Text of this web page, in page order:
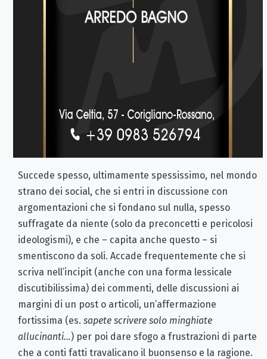
Succede spesso, ultimamente spessissimo, nel mondo
strano dei social, che si entri in discussione con
argomentazioni che si fondano sul nulla, spesso
suffragate da niente (solo da preconcetti e pericolosi
ideologismi), e che – capita anche questo – si
smentiscono da soli. Accade frequentemente che si
scriva nell’incipit (anche con una forma lessicale
discutibilissima) dei commenti, delle discussioni ai
margini di un post o articoli, un’affermazione
fortissima (es. sapete scrivere solo minghiate
allucinanti…) per poi dare sfogo a frustrazioni di parte
che a conti fatti travalicano il buonsenso e la ragione.